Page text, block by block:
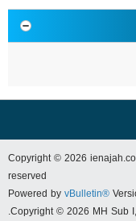
Copyright © 2026
reserved
Powered byvBulletin®
Copyright © 2026 MH Sub